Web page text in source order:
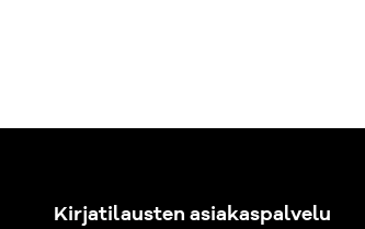
Kirjatilausten asiakaspalvelu